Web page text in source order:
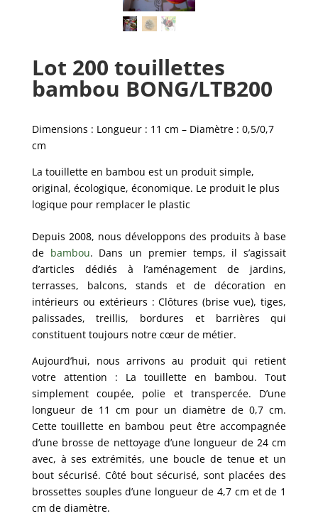
Lot 200 touillettes
bambou BONG/LTB200
Dimensions : Longueur : 11 cm – Diamètre : 0,5/0,7
cm
La touillette en bambou est un produit simple,
original, écologique, économique. Le produit le plus
logique pour remplacer le plastic
Depuis 2008, nous développons des produits à base
de bambou. Dans un premier temps, il s’agissait
d’articles dédiés à l’aménagement de jardins,
terrasses, balcons, stands et de décoration en
intérieurs ou extérieurs : Clôtures (brise vue), tiges,
palissades, treillis, bordures et barrières qui
constituent toujours notre cœur de métier.
Aujourd’hui, nous arrivons au produit qui retient
votre attention : La touillette en bambou. Tout
simplement coupée, polie et transpercée. D’une
longueur de 11 cm pour un diamètre de 0,7 cm.
Cette touillette en bambou peut être accompagnée
d’une brosse de nettoyage d’une longueur de 24 cm
avec, à ses extrémités, une boucle de tenue et un
bout sécurisé. Côté bout sécurisé, sont placées des
brossettes souples d’une longueur de 4,7 cm et de 1
cm de diamètre.